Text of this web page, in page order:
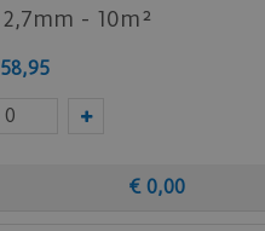
2,7mm - 10m²
58,95
€ 0,00